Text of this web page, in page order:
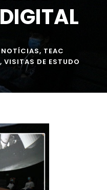
NOTÍCIAS, TEAC
, VISITAS DE ESTUDO